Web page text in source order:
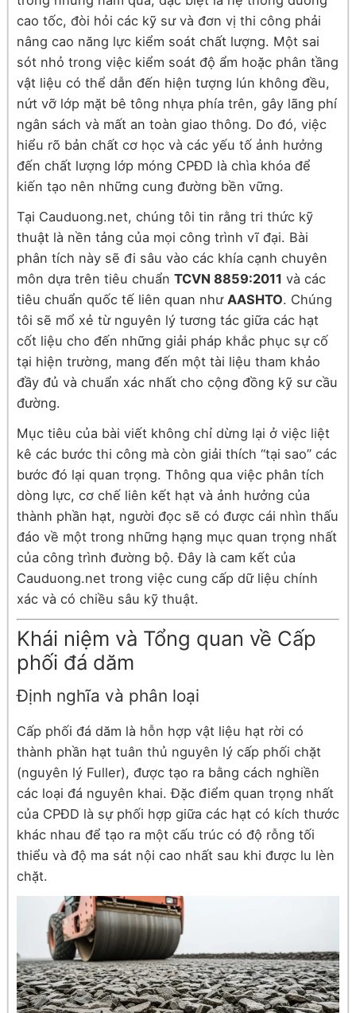
cao tốc, đòi hỏi các kỹ sư và đơn vị thi công phải
nâng cao năng lực kiểm soát chất lượng. Một sai
sót nhỏ trong việc kiểm soát độ ẩm hoặc phân tầng
vật liệu có thể dẫn đến hiện tượng lún không đều,
nứt vỡ lớp mặt bê tông nhựa phía trên, gây lãng phí
ngân sách và mất an toàn giao thông. Do đó, việc
hiểu rõ bản chất cơ học và các yếu tố ảnh hưởng
đến chất lượng lớp móng CPĐD là chìa khóa để
kiến tạo nên những cung đường bền vững.
Tại Cauduong.net, chúng tôi tin rằng tri thức kỹ
thuật là nền tảng của mọi công trình vĩ đại. Bài
phân tích này sẽ đi sâu vào các khía cạnh chuyên
môn dựa trên tiêu chuẩn TCVN 8859:2011 và các
tiêu chuẩn quốc tế liên quan như AASHTO. Chúng
tôi sẽ mổ xẻ từ nguyên lý tương tác giữa các hạt
cốt liệu cho đến những giải pháp khắc phục sự cố
tại hiện trường, mang đến một tài liệu tham khảo
đầy đủ và chuẩn xác nhất cho cộng đồng kỹ sư cầu
đường.
Mục tiêu của bài viết không chỉ dừng lại ở việc liệt
kê các bước thi công mà còn giải thích “tại sao” các
bước đó lại quan trọng. Thông qua việc phân tích
dòng lực, cơ chế liên kết hạt và ảnh hưởng của
thành phần hạt, người đọc sẽ có được cái nhìn thấu
đáo về một trong những hạng mục quan trọng nhất
của công trình đường bộ. Đây là cam kết của
Cauduong.net trong việc cung cấp dữ liệu chính
xác và có chiều sâu kỹ thuật.
Khái niệm và Tổng quan về Cấp
phối đá dăm
Định nghĩa và phân loại
Cấp phối đá dăm là hỗn hợp vật liệu hạt rời có
thành phần hạt tuân thủ nguyên lý cấp phối chặt
(nguyên lý Fuller), được tạo ra bằng cách nghiền
các loại đá nguyên khai. Đặc điểm quan trọng nhất
của CPĐD là sự phối hợp giữa các hạt có kích thước
khác nhau để tạo ra một cấu trúc có độ rỗng tối
thiểu và độ ma sát nội cao nhất sau khi được lu lèn
chặt.